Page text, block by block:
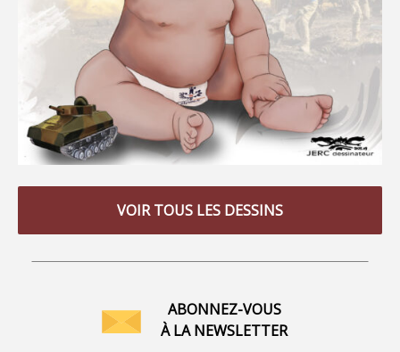
VOIR TOUS LES DESSINS
ABONNEZ-VOUS
À LA NEWSLETTER